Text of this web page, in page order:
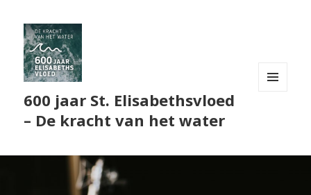
600 jaar St. Elisabethsvloed
– De kracht van het water